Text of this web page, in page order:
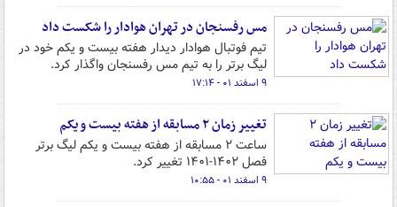
مس رفسنجان در تهران هوادار را شکست داد
تیم فوتبال هوادار دیدار هفته بیست و یکم خود در
لیگ برتر را به تیم مس رفسنجان واگذار کرد.
۹ اسفند ۰۱ - ۱۷:۱۴
تغییر زمان ۲ مسابقه از هفته بیست و یکم
ساعت ۲ مسابقه از هفته بیست و یکم لیگ برتر
فصل ۱۴۰۲-۱۴۰۱ تغییر کرد.
۹ اسفند ۰۱ - ۱۰:۵۵